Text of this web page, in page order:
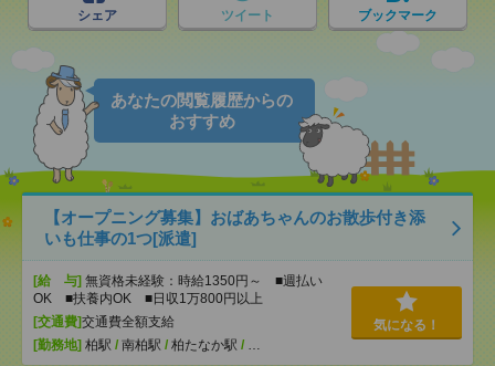
シェア ツイート ブックマーク
あなたの閲覧履歴からの
おすすめ
【オープニング募集】おばあちゃんのお散歩付き添
いも仕事の1つ[派遣]
[給 与] 無資格未経験：時給1350円～ ■週払い
OK ■扶養内OK ■日収1万800円以上
[交通費]交通費全額支給
[勤務地] 柏駅 / 南柏駅 / 柏たなか駅 / …
気になる！